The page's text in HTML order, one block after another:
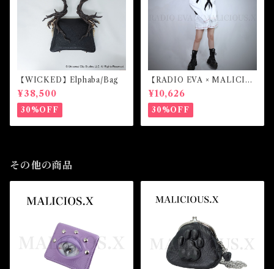
【WICKED】Elphaba/Bag
¥38,500
30%OFF
【RADIO EVA × MALICIO
US.X】EVANGELION Mar
k.07-harness long sleeve
(White)
¥10,626
30%OFF
その他の商品